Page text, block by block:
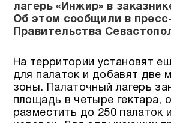
лагерь «Инжир» в
Об этом сообщили в
Правительства
На территории установят
для палаток и добавят две
зоны. Палаточный лагерь
площадь в четыре гектара,
разместить до 250 палаток